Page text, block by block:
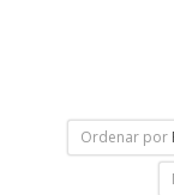
Ordenar por